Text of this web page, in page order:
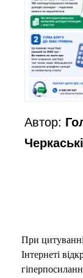
Автор:
При цитуванні
Інтернеті